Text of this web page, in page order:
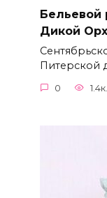
Бельевой
Дикой
Питерской
0 1.4к.